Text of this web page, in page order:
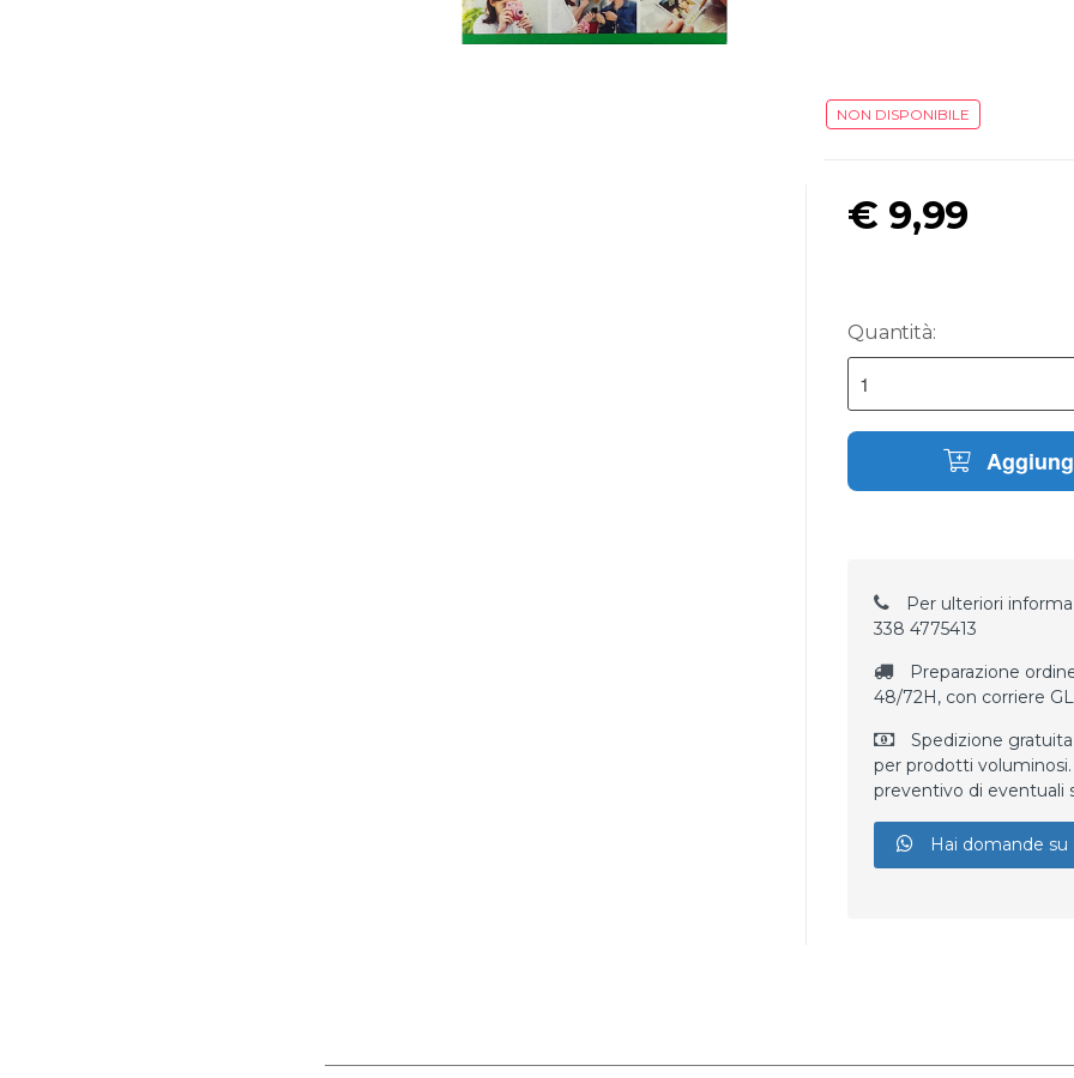
NON DISPONIBILE
€ 9,99
Quantità:
Per ulteriori
338 4775413
Preparazione
48/72H, con corriere
Spedizione
per prodotti
preventivo di eventuali
Hai domande